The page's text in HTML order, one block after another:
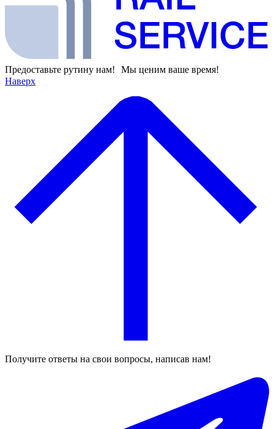
Предоставьте рутину нам! Мы ценим ваше время!
Наверх
Получите ответы на свои вопросы, написав нам!